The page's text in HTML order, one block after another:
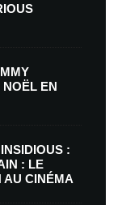
EN
:
: LE
AU CINÉMA